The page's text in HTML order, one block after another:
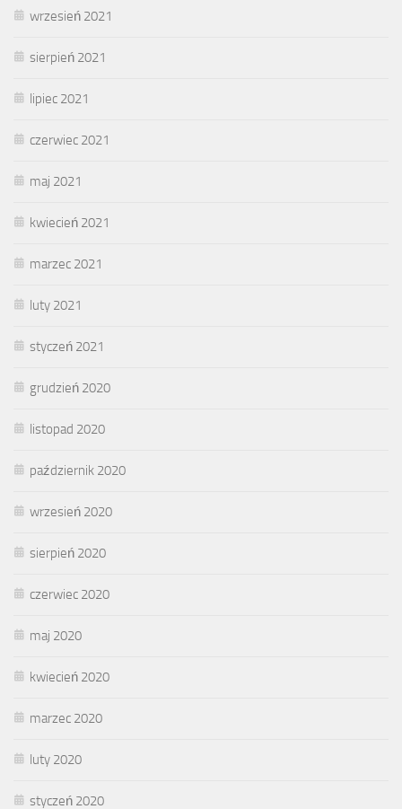
wrzesień 2021
sierpień 2021
lipiec 2021
czerwiec 2021
maj 2021
kwiecień 2021
marzec 2021
luty 2021
styczeń 2021
grudzień 2020
listopad 2020
październik 2020
wrzesień 2020
sierpień 2020
czerwiec 2020
maj 2020
kwiecień 2020
marzec 2020
luty 2020
styczeń 2020